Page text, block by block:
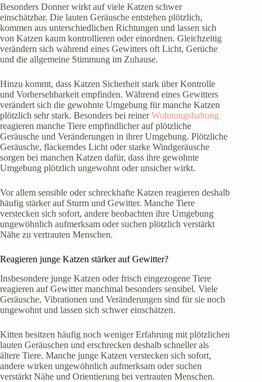
Besonders Donner wirkt auf viele Katzen schwer
einschätzbar. Die lauten Geräusche entstehen plötzlich,
kommen aus unterschiedlichen Richtungen und lassen sich
von Katzen kaum kontrollieren oder einordnen. Gleichzeitig
verändern sich während eines Gewitters oft Licht, Gerüche
und die allgemeine Stimmung im Zuhause.
Hinzu kommt, dass Katzen Sicherheit stark über Kontrolle
und Vorhersehbarkeit empfinden. Während eines Gewitters
verändert sich die gewohnte Umgebung für manche Katzen
plötzlich sehr stark. Besonders bei reinerWohnungshaltung
reagieren manche Tiere empfindlicher auf plötzliche
Geräusche und Veränderungen in ihrer Umgebung. Plötzliche
Geräusche, flackerndes Licht oder starke Windgeräusche
sorgen bei manchen Katzen dafür, dass ihre gewohnte
Umgebung plötzlich ungewohnt oder unsicher wirkt.
Vor allem sensible oder schreckhafte Katzen reagieren deshalb
häufig stärker auf Sturm und Gewitter. Manche Tiere
verstecken sich sofort, andere beobachten ihre Umgebung
ungewöhnlich aufmerksam oder suchen plötzlich verstärkt
Nähe zu vertrauten Menschen.
Reagieren junge Katzen stärker auf Gewitter?
Insbesondere junge Katzen oder frisch eingezogene Tiere
reagieren auf Gewitter manchmal besonders sensibel. Viele
Geräusche, Vibrationen und Veränderungen sind für sie noch
ungewohnt und lassen sich schwer einschätzen.
Kitten besitzen häufig noch weniger Erfahrung mit plötzlichen
lauten Geräuschen und erschrecken deshalb schneller als
ältere Tiere. Manche junge Katzen verstecken sich sofort,
andere wirken ungewöhnlich aufmerksam oder suchen
verstärkt Nähe und Orientierung bei vertrauten Menschen.